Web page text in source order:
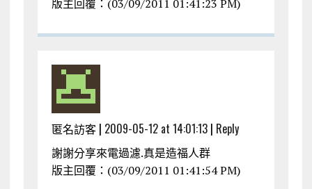
版主回覆：(03/09/2011 01:41:23 PM)
匿名訪客 | 2009-05-12 at 14:01:13| Reply
謝謝分享來電過濾.真是造福人群
版主回覆：(03/09/2011 01:41:54 PM)